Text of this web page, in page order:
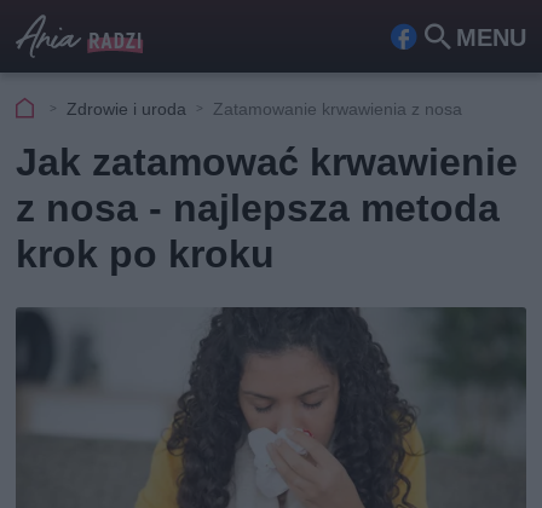
MENU
Fa
ook
Szu
Zdrowie i uroda Zatamowanie krwawienia z nosa
Jak zatamować krwawienie
z nosa - najlepsza metoda
krok po kroku